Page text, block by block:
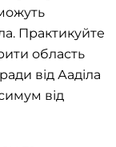
Практикуйте
область
від Ааділа
від